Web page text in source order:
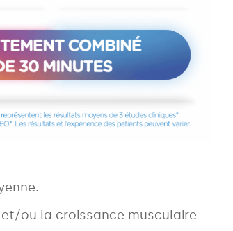
et/ou la croissance musculaire